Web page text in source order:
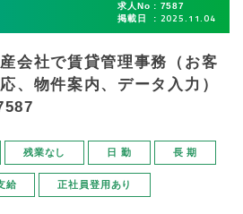
求人No
7587
掲載日
2025.11.04
会社で賃貸管理事務（お客
、物件案内、データ入力）
残業なし 日 勤 長 期
給 正社員登用あり